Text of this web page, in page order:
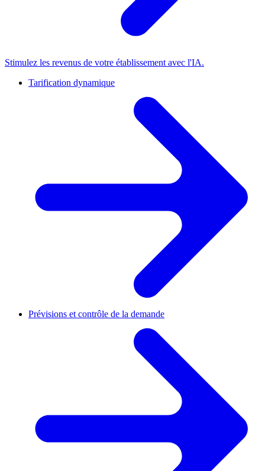
Stimulez les revenus de votre établissement avec l'IA.
Tarification dynamique
Prévisions et contrôle de la demande